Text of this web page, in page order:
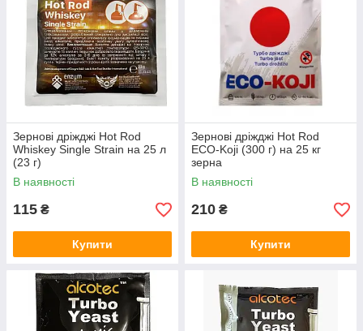
Зернові дріжджі Hot Rod
Whiskey Single Strain на 25 л
(23 г)
В наявності
115 ₴
Купити
Зернові дріжджі Hot Rod
ECO-Koji (300 г) на 25 кг
зерна
В наявності
210 ₴
Купити